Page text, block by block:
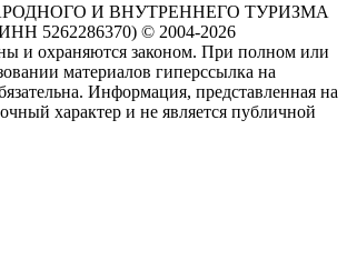
И ВНУТРЕННЕГО ТУРИЗМА
5262286370) © 2004-2026
и охраняются законом. При полном или
материалов гиперссылка на
Информация, представленная на
характер и не является публичной